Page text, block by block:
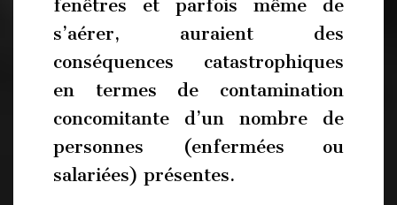
fenêtres et parfois même de
s’aérer, auraient des
conséquences catastrophiques
en termes de contamination
concomitante d’un nombre de
personnes (enfermées ou
salariées) présentes.